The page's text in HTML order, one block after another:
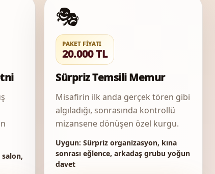
salon,
🎭
PAKET FIYATI
20.000 TL
Sürpriz Temsili Memur
Misafirin ilk anda gerçek tören gibi
algıladığı, sonrasında kontrollü
mizansene dönüşen özel kurgu.
Uygun: Sürpriz organizasyon, kına
sonrası eğlence, arkadaş grubu yoğun
davet